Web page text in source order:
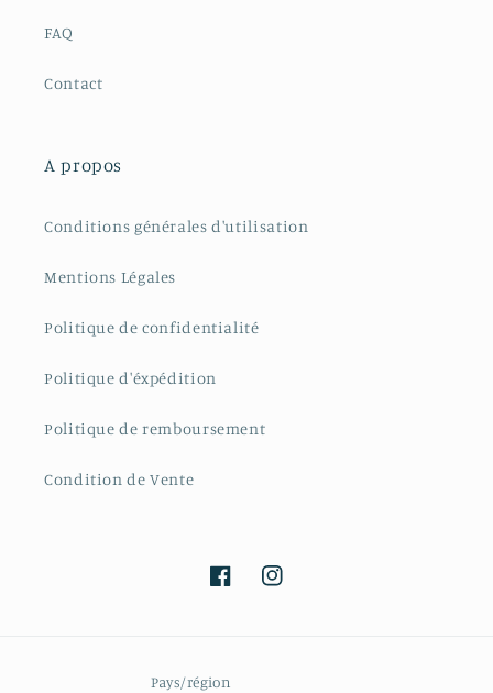
FAQ
Contact
A propos
Conditions générales d'utilisation
Mentions Légales
Politique de confidentialité
Politique d'éxpédition
Politique de remboursement
Condition de Vente
FacebookInstagram
Pays/région